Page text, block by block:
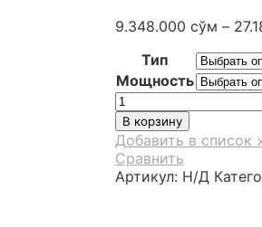
9.348.000 сўм –
Тип
Мощность
Количество
товара
Кассетный
кондиционер
Midea
В корзину
Добавить в список
Сравнить
Артикул: Н/Д